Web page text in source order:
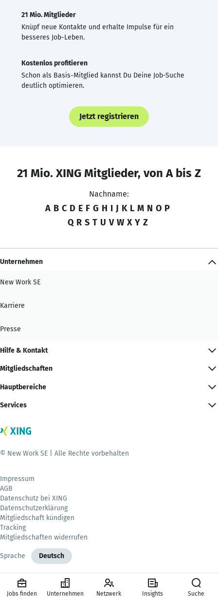
21 Mio. Mitglieder
Knüpf neue Kontakte und erhalte Impulse für ein
besseres Job-Leben.
Kostenlos profitieren
Schon als Basis-Mitglied kannst Du Deine Job-Suche
deutlich optimieren.
Jetzt registrieren
21 Mio. XING Mitglieder, von A bis Z
Nachname:
A B C D E F G H I J K L M N O P
Q R S T U V W X Y Z
Unternehmen
New Work SE
Karriere
Presse
Hilfe & Kontakt
Mitgliedschaften
Hauptbereiche
Services
© New Work SE | Alle Rechte vorbehalten
Impressum
AGB
Datenschutz bei XING
Datenschutzerklärung
Mitgliedschaft kündigen
Tracking
Mitgliedschaften widerrufen
Sprache Deutsch
Jobs finden Unternehmen Netzwerk Insights Suche